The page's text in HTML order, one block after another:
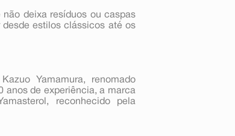
deixa resíduos ou caspas
desde estilos clássicos até os
Yamamura, renomado
anos de experiência, a marca
reconhecido pela